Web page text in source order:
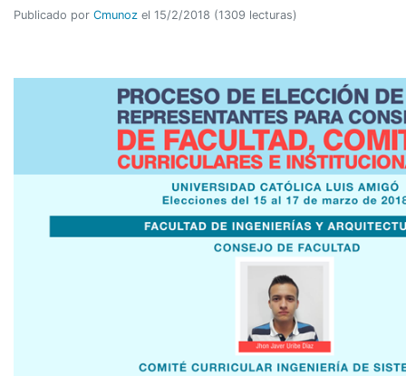
Publicado por Cmunoz el 15/2/2018 (1309 lecturas)